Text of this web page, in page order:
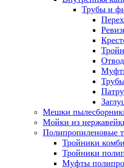
Трубы и
Мешки
Мойки из
Полипропиленовые
Тройники
Тройники
Муфты